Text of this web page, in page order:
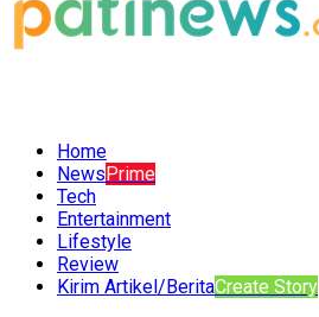
Home
NewsPrime
Tech
Entertainment
Lifestyle
Review
Kirim Artikel/BeritaCreate Story